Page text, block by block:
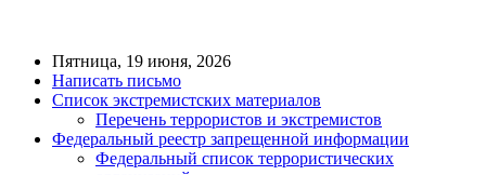
Пятница, 19 июня, 2026
Написать письмо
Список экстремистских материалов
Перечень террористов и экстремистов
Федеральный реестр запрещенной информации
Федеральный список террористических